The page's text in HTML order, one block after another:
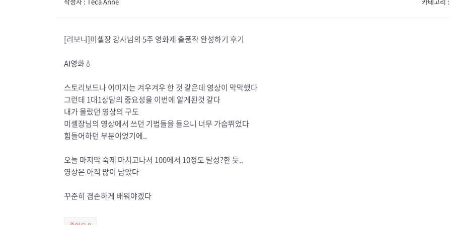
[리보니]미셸장 강사님의 5주 영화제 출품작 완성하기 후기
AI영화💧
스토리보드나 이미지는 겨우겨우 한 것 같은데 영상이 막막했다
그런데 1대1상담의 중요성을 이번에 알게된것 같다
내가 몰랐던 영상의 구도
미셸장님의 영상에서 쓰던 기법들을 들으니 너무 가슴뛰었다
힘들어하던 부분이었기에..
오늘 마지막 숙제 마치고나서 100에서 10정도 달성?한 듯..
영상은 아직 많이 남았다
꾸준히 겸손하게 배워야겠다